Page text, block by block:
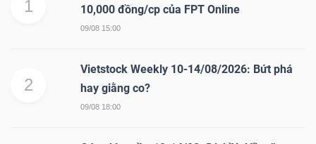
1
10,000 đồng/cp của FPT Online
09/08 15:00
2
Vietstock Weekly 10-14/08/2026: Bứt phá
hay giằng co?
09/08 18:00